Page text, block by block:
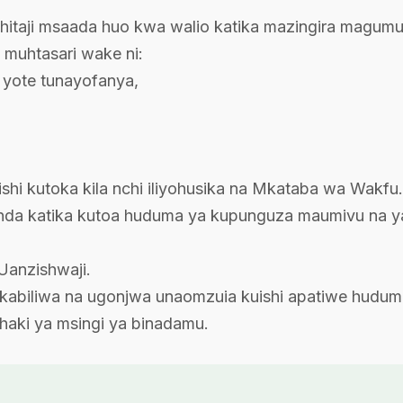
msaada huo kwa walio katika mazingira
wake ni:
tunayofanya,
kutoka kila nchi iliyohusika na Mkataba wa Wakfu.
katika kutoa huduma ya kupunguza maumivu na
na ugonjwa unaomzuia kuishi apatiwe
ya msingi ya binadamu.